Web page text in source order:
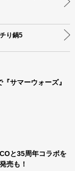
り鍋5
サマーウォーズ』
と35周年コラボを
売も！